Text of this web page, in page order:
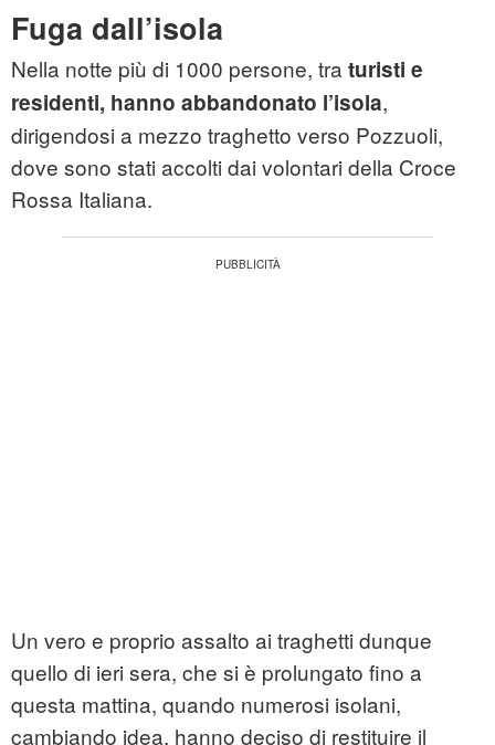
Fuga dall’isola
Nella notte più di 1000 persone, tra turisti e
residenti, hanno abbandonato l’isola,
dirigendosi a mezzo traghetto verso Pozzuoli,
dove sono stati accolti dai volontari della Croce
Rossa Italiana.
Un vero e proprio assalto ai traghetti dunque
quello di ieri sera, che si è prolungato fino a
questa mattina, quando numerosi isolani,
cambiando idea, hanno deciso di restituire il